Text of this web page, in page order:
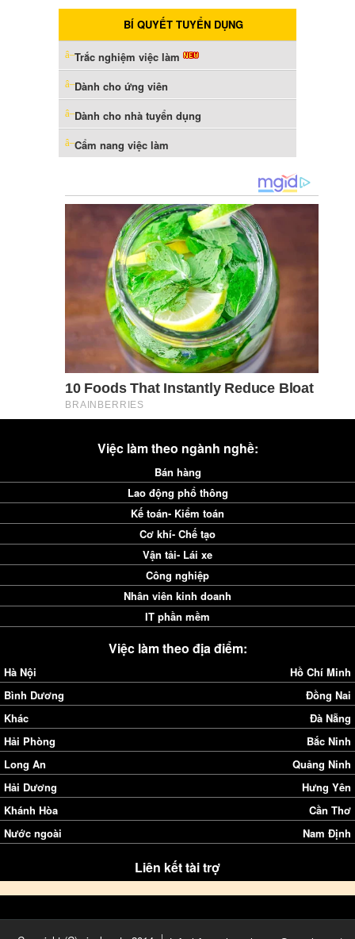
BÍ QUYẾT TUYỂN DỤNG
Trắc nghiệm việc làm
Dành cho ứng viên
Dành cho nhà tuyển dụng
Cẩm nang việc làm
Việc làm theo ngành nghề:
Bán hàng
Lao động phổ thông
Kế toán- Kiểm toán
Cơ khí- Chế tạo
Vận tải- Lái xe
Công nghiệp
Nhân viên kinh doanh
IT phần mềm
Việc làm theo địa điểm:
Hà Nội
Hồ Chí Minh
Bình Dương
Đồng Nai
Khác
Đà Nẵng
Hải Phòng
Bắc Ninh
Long An
Quảng Ninh
Hải Dương
Hưng Yên
Khánh Hòa
Cần Thơ
Nước ngoài
Nam Định
Liên kết tài trợ